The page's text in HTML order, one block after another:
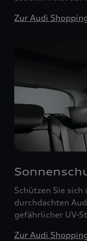
Zur Audi
Schützen Sie
durchdachten
gefährlicher UV-
Zur Audi